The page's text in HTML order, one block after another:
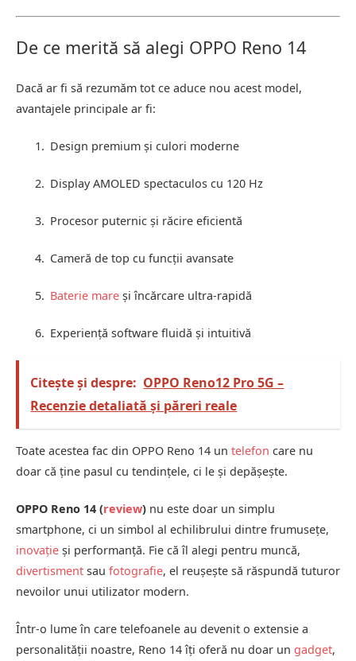
De ce merită să alegi OPPO Reno 14
Dacă ar fi să rezumăm tot ce aduce nou acest model,
avantajele principale ar fi:
Design premium și culori moderne
Display AMOLED spectaculos cu 120 Hz
Procesor puternic și răcire eficientă
Cameră de top cu funcții avansate
Baterie mare și încărcare ultra-rapidă
Experiență software fluidă și intuitivă
Citește și despre: OPPO Reno12 Pro 5G –
Recenzie detaliată și păreri reale
Toate acestea fac din OPPO Reno 14 un telefon care nu
doar că ține pasul cu tendințele, ci le și depășește.
OPPO Reno 14 (review) nu este doar un simplu
smartphone, ci un simbol al echilibrului dintre frumusețe,
inovație și performanță. Fie că îl alegi pentru muncă,
divertisment sau fotografie, el reușește să răspundă tuturor
nevoilor unui utilizator modern.
Într-o lume în care telefoanele au devenit o extensie a
personalității noastre, Reno 14 îți oferă nu doar un gadget,